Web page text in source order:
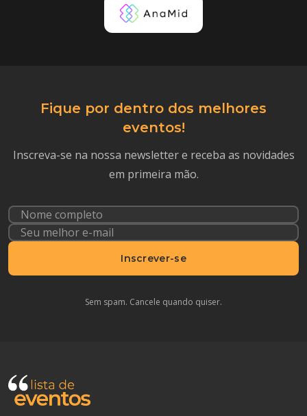
Fique por dentro dos melhores
eventos!
Inscreva-se na nossa newsletter e receba as novidades
em primeira mão.
Inscrever-se
Sem spam. Cancele quando quiser.